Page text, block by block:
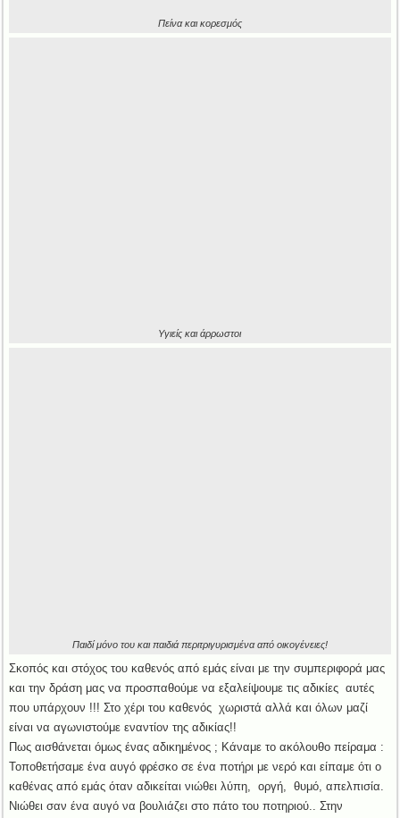
Πείνα και κορεσμός
Υγιείς και άρρωστοι
Παιδί μόνο του και παιδιά περιτριγυρισμένα από οικογένειες!
Σκοπός και στόχος του καθενός από εμάς είναι με την συμπεριφορά μας
και την δράση μας να προσπαθούμε να εξαλείψουμε τις αδικίες αυτές
που υπάρχουν !!! Στο χέρι του καθενός χωριστά αλλά και όλων μαζί
είναι να αγωνιστούμε εναντίον της αδικίας!!
Πως αισθάνεται όμως ένας αδικημένος ; Κάναμε το ακόλουθο πείραμα :
Τοποθετήσαμε ένα αυγό φρέσκο σε ένα ποτήρι με νερό και είπαμε ότι ο
καθένας από εμάς όταν αδικείται νιώθει λύπη, οργή, θυμό, απελπισία.
Νιώθει σαν ένα αυγό να βουλιάζει στο πάτο του ποτηριού.. Στην